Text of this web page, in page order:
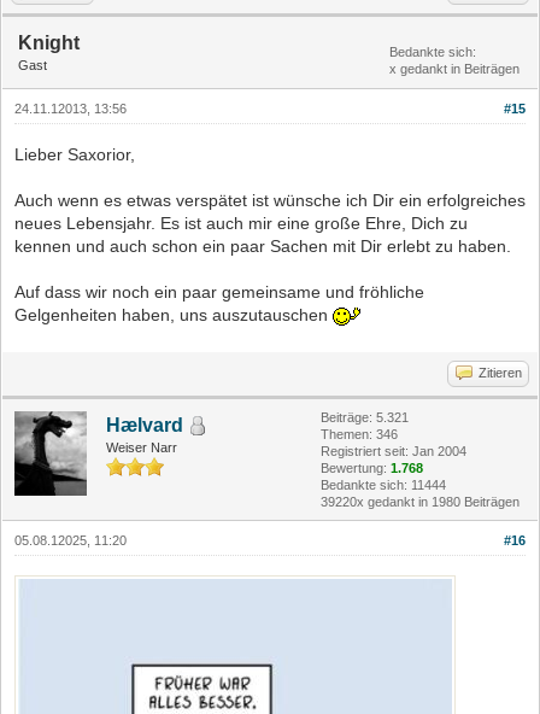
Knight
Gast
Bedankte sich:
x gedankt in Beiträgen
#15
24.11.12013, 13:56
Lieber Saxorior,
Auch wenn es etwas verspätet ist wünsche ich Dir ein erfolgreiches
neues Lebensjahr. Es ist auch mir eine große Ehre, Dich zu
kennen und auch schon ein paar Sachen mit Dir erlebt zu haben.
Auf dass wir noch ein paar gemeinsame und fröhliche
Gelgenheiten haben, uns auszutauschen
Zitieren
Hælvard
Weiser Narr
Beiträge: 5.321
Themen: 346
Registriert seit: Jan 2004
Bewertung: 1.768
Bedankte sich: 11444
39220x gedankt in 1980 Beiträgen
#16
05.08.12025, 11:20